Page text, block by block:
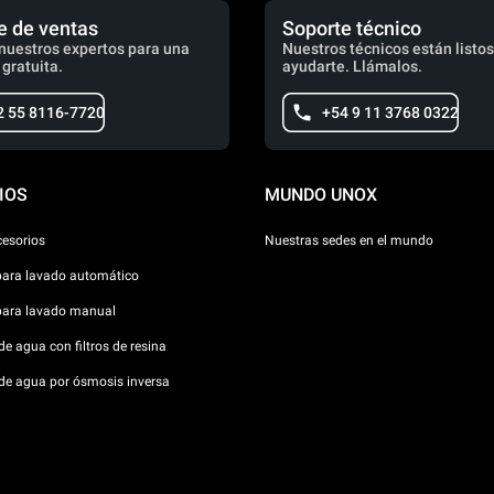
de ventas
expertos para una
55 8116-7720
Soporte técnico
Nuestros técnicos están
ayudarte. Llámalos.
+54 9 11 3768 0322
lavado automático
lavado manual
agua con filtros de resina
agua por ósmosis inversa
MUNDO UNOX
Nuestras sedes en el mundo